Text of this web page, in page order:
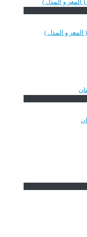
و المذل )